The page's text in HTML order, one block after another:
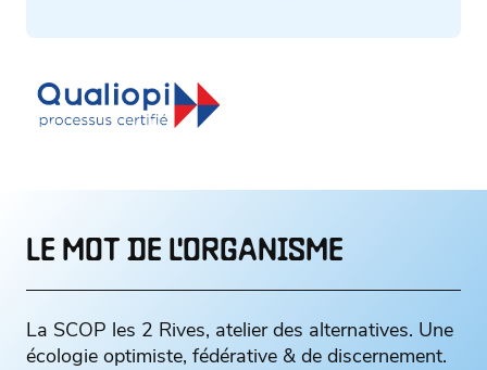
LE MOT DE L'ORGANISME
La SCOP les 2 Rives, atelier des alternatives. Une
écologie optimiste, fédérative & de discernement.